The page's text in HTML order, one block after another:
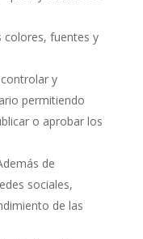
colores, fuentes y
y
permitiendo
o aprobar los
de
sociales,
de las